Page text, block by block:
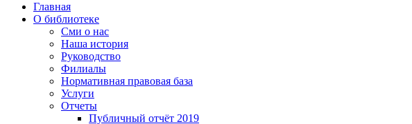
Главная
О библиотеке
Сми о нас
Наша история
Руководство
Филиалы
Нормативная правовая база
Услуги
Отчеты
Публичный отчёт 2019